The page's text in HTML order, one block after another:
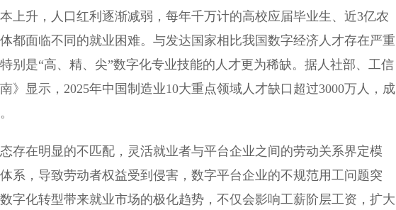
上升，人口红利逐渐减弱，每年千万计的高校应届毕业生、近3亿农
都面临不同的就业困难。与发达国家相比我国数字经济人才存在严重
别是“高、精、尖”数字化专业技能的人才更为稀缺。据人社部、工信
》显示，2025年中国制造业10大重点领域人才缺口超过3000万人，成
在明显的不匹配，灵活就业者与平台企业之间的劳动关系界定模
系，导致劳动者权益受到侵害，数字平台企业的不规范用工问题突
字化转型带来就业市场的极化趋势，不仅会影响工薪阶层工资，扩大